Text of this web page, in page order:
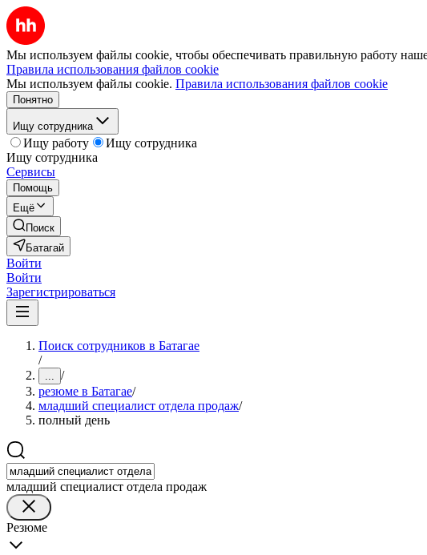
Мы используем файлы cookie, чтобы обеспечивать правильную работу
Правила использования файлов cookie
Мы используем файлы cookie. Правила использования файлов cookie
Понятно
Ищу сотрудника
Ищу работу
Ищу сотрудника
Ищу сотрудника
Сервисы
Помощь
Ещё
Поиск
Батагай
Войти
Войти
Зарегистрироваться
Поиск сотрудников в Батагае
/
... /
резюме в Батагае/
младший специалист отдела продаж/
полный день
младший специалист отдела продаж
Резюме